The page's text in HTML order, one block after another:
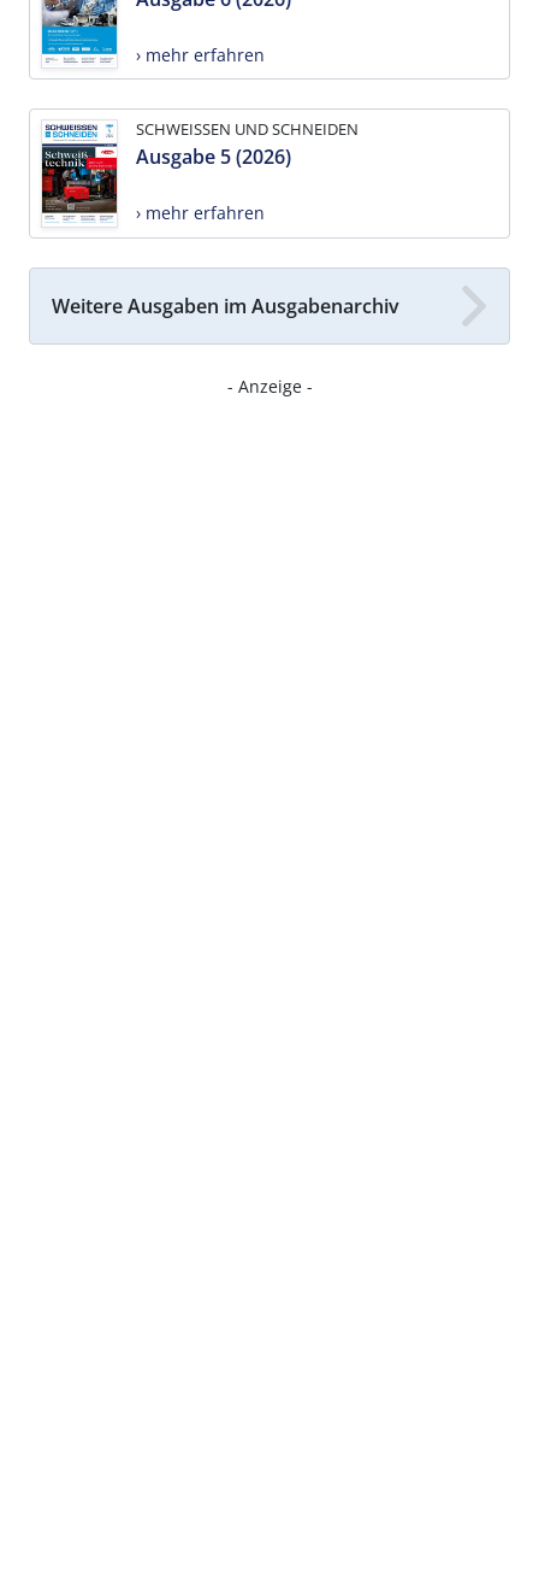
› mehr erfahren
SCHWEISSEN UND SCHNEIDEN
Ausgabe 5 (2026)
› mehr erfahren
Weitere Ausgaben im Ausgabenarchiv
- Anzeige -